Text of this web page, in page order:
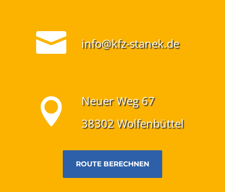
 info@kfz-stanek.de

Neuer Weg 67
38302 Wolfenbüttel
ROUTE BERECHNEN